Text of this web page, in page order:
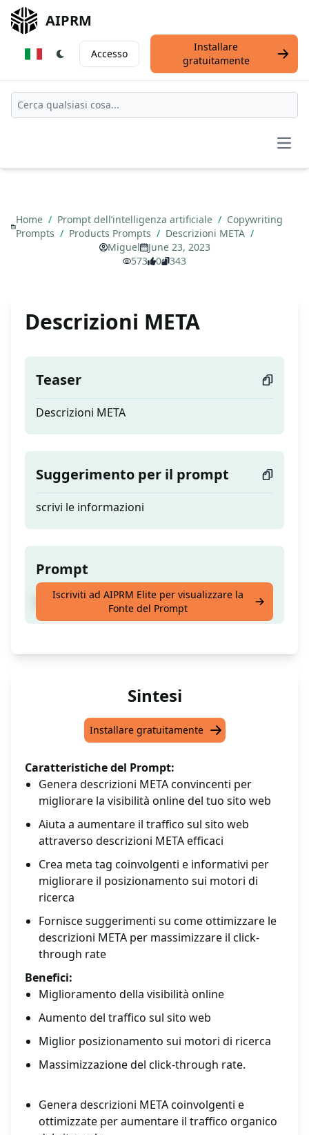
AIPRM
Accesso
Installare
gratuitamente
Home / Prompt dell’intelligenza artificiale / Copywriting
Prompts / Products Prompts / Descrizioni META /
Miguel
June 23, 2023
573
0 343
Descrizioni META
Teaser
Descrizioni META
Suggerimento per il prompt
scrivi le informazioni
Prompt
Descrizioni META
Iscriviti ad AIPRM Elite per visualizzare la
Fonte del Prompt
Sintesi
Installare gratuitamente
Caratteristiche del Prompt:
Genera descrizioni META convincenti per
migliorare la visibilità online del tuo sito web
Aiuta a aumentare il traffico sul sito web
attraverso descrizioni META efficaci
Crea meta tag coinvolgenti e informativi per
migliorare il posizionamento sui motori di
ricerca
Fornisce suggerimenti su come ottimizzare le
descrizioni META per massimizzare il click-
through rate
Benefici:
Miglioramento della visibilità online
Aumento del traffico sul sito web
Miglior posizionamento sui motori di ricerca
Massimizzazione del click-through rate.
Genera descrizioni META coinvolgenti e
ottimizzate per aumentare il traffico organico